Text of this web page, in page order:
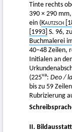
Tinte rechts
390 × 290
ein (Kautzsch
[1993] S. 96,
Buchmalerei
40–48 Zeilen,
Initialen an
(225va: Deo /
bis zu 59
Rubrizierung
II.